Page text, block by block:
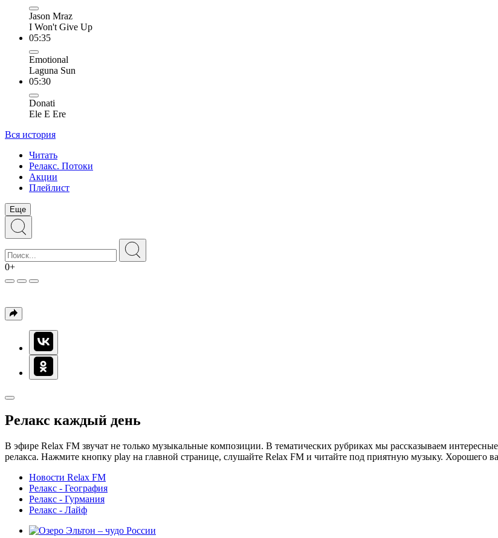
Jason Mraz
I Won't Give Up
05:35
Emotional
Laguna Sun
05:30
Donati
Ele E Ere
Вся история
Читать
Релакс. Потоки
Акции
Плейлист
Еще
0+
Релакс каждый день
В эфире Relax FM звучат не только музыкальные композиции. В тематических рубриках мы рассказываем
релакса. Нажмите кнопку play на главной странице, слушайте Relax FM и читайте под приятную музыку. Хорошего
Новости Relax FM
Релакс - География
Релакс - Гурмания
Релакс - Лайф